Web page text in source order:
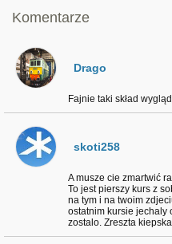
Komentarze
Drago
Fajnie taki skład
skoti258
A musze cie zmartwić
To jest pierszy kurs z
na tym i na twoim
ostatnim kursie jechaly
zostalo. Zreszta